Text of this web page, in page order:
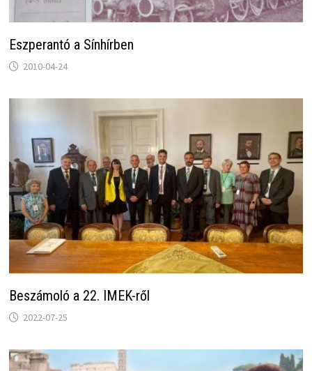
Eszperantó a Sínhírben
2010-04-24
Beszámoló a 22. IMEK-ről
2022-07-25